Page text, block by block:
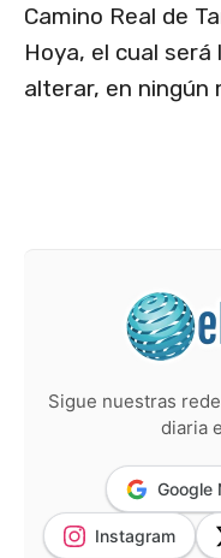
Camino Real de
Hoya, el cual
alterar, en ningún
Sigue nuestras
diaria
Google
Instagram